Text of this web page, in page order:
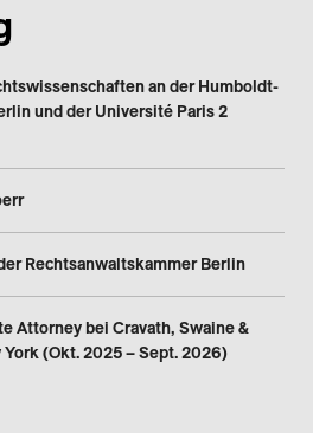
an der Humboldt-
und der Université Paris 2
Rechtsanwaltskammer Berlin
Attorney bei Cravath, Swaine &
York (Okt. 2025 – Sept. 2026)